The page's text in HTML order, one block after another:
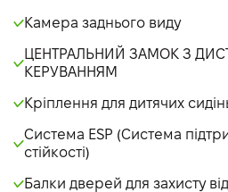
Камера заднього виду
ЦЕНТРАЛЬНИЙ ЗАМОК З
КЕРУВАННЯМ
Кріплення для дитячих
Система ESP (Система
стійкості)
Балки дверей для захисту